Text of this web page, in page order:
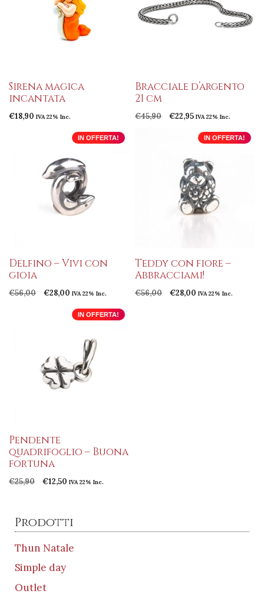
Sirena magica
incantata
€18,90 IVA 22% Inc.
Bracciale d’argento
21 cm
€45,90
Il
originale
€45,90.
€22,95Il
attuale
€22,95.
IVA 22% Inc.
IN OFFERTA!
Delfino – Vivi con
gioia
€56,00
Il
originale
€28,00 Il
attuale
€28,00.
IVA 22% Inc.
IN OFFERTA!
Teddy con fiore –
Abbracciami!
€56,00
Il
€28,00 Il
IVA 22% Inc.
IN OFFERTA!
Pendente
quadrifoglio – Buona
fortuna
€25,90
Il
€25,90.
€12,50 Il
€12,50.
IVA 22% Inc.
Prodotti
Thun Natale
Simple day
Outlet